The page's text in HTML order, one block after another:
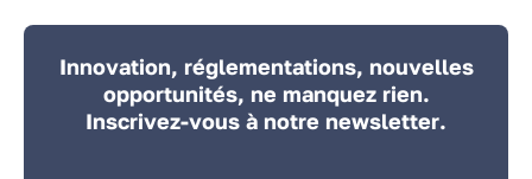
Innovation, réglementations, nouvelles
opportunités, ne manquez rien.
Inscrivez-vous à notre newsletter.